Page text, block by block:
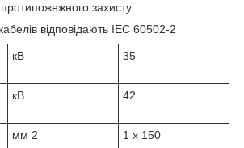
захисту.
відповідають IEC 60502-2
кВ 35
кВ 42
мм 2 1 x 150